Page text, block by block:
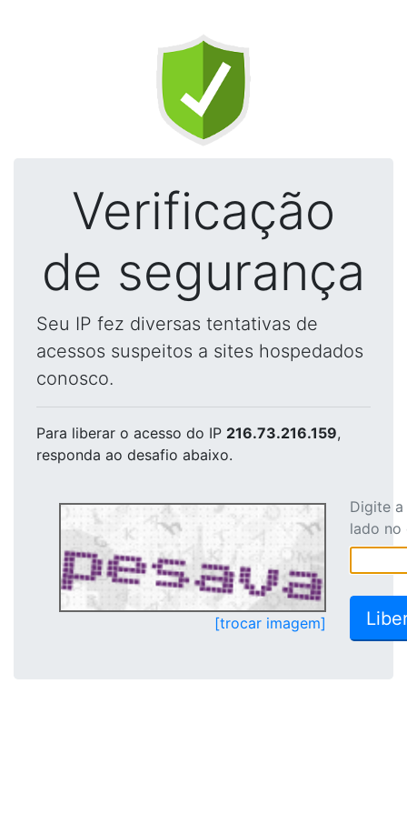
Verificação
de segurança
Seu IP fez diversas tentativas de
acessos suspeitos a sites hospedados
conosco.
Para liberar o acesso do IP 216.73.216.159,
responda ao desafio abaixo.
[trocar imagem]
Digite
lado no